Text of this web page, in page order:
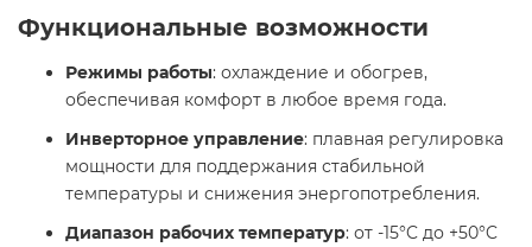
Функциональные возможности
Режимы работы: охлаждение и обогрев,
обеспечивая комфорт в любое время года.​
Инверторное управление: плавная регулировка
мощности для поддержания стабильной
температуры и снижения энергопотребления.​
Диапазон рабочих температур: от -15°C до +50°C